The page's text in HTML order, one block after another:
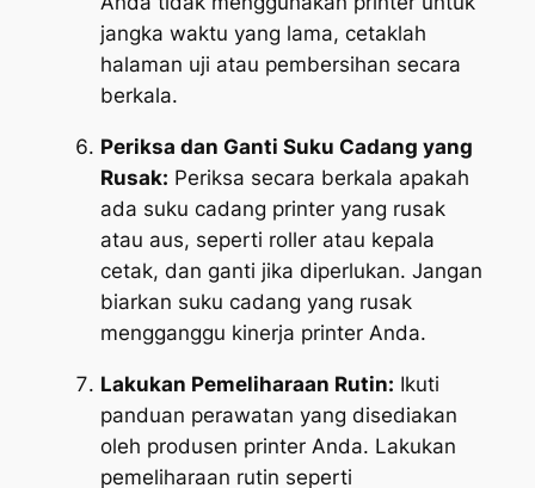
jangka waktu yang lama, cetaklah
halaman uji atau pembersihan secara
berkala.
Periksa dan Ganti Suku Cadang yang
Rusak: Periksa secara berkala apakah
ada suku cadang printer yang rusak
atau aus, seperti roller atau kepala
cetak, dan ganti jika diperlukan. Jangan
biarkan suku cadang yang rusak
mengganggu kinerja printer Anda.
Lakukan Pemeliharaan Rutin: Ikuti
panduan perawatan yang disediakan
oleh produsen printer Anda. Lakukan
pemeliharaan rutin seperti